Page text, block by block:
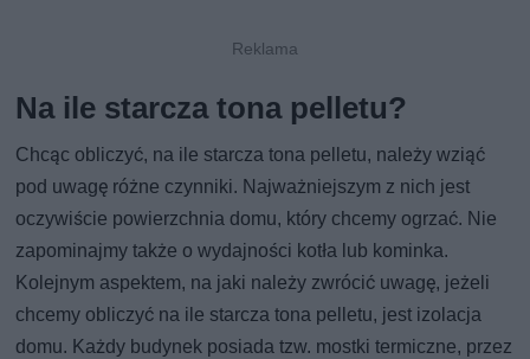
Na ile starcza tona pelletu?
Chcąc obliczyć, na ile starcza tona pelletu, należy wziąć
pod uwagę różne czynniki. Najważniejszym z nich jest
oczywiście powierzchnia domu, który chcemy ogrzać. Nie
zapominajmy także o wydajności kotła lub kominka.
Kolejnym aspektem, na jaki należy zwrócić uwagę, jeżeli
chcemy obliczyć na ile starcza tona pelletu, jest izolacja
domu. Każdy budynek posiada tzw. mostki termiczne, przez